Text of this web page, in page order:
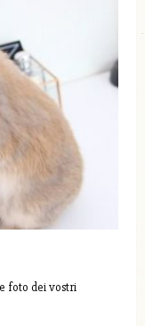
foto dei vostri